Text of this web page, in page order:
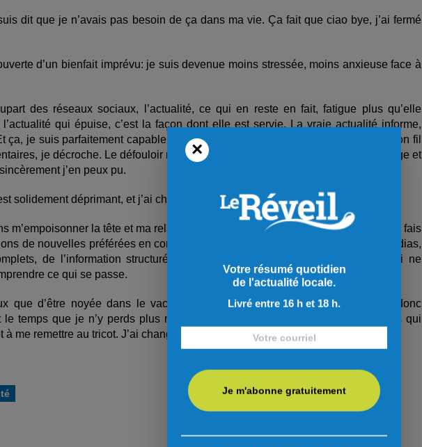
dit que je n’avais pas besoin de ça dans ma vie. Ça fait que ciao bye, j’ai fermé
d’un bienfait imprévu: je suis devenue moins stressée, moins anxieuse face à
des réseaux sociaux, l’actualité, ce qui en reste en fait, fatigue plus qu’elle
l’actualité qui épuise, c’est la façon dont elle est servie. La vraie actualité informe,
ça, je suis parfaitement capable de la recevoir. Mais quand elle apparait sur mon fil
je décroche. Le défouloir numérique où tout un chacun devient expert, juge et
j’en peux pu.
solidement déprimant, et j’ai choisi de ne plus m’imposer ça.
m’empoisonner la tête et ma relation avec l’information est redevenue saine. Je fais
de nouvelles préférées en commençant, évidemment, par celle de Trium Médias,
de l’information structurée, surtout sans lire d’opinions agressives qui ne
ce qui se passe.
que d’être noyée dans le vacarme. Mon sevrage de Facebook se passe donc
le temps que je n’y perds plus m’a permis de venir à bout de la pile de livres qui
à me remettre au tricot. J’ai changé de fil pour un pas mal moins mêlant.
×
Votre résumé quotidien
de l'actualité locale.
Livré entre 16 h et 18 h.
Je m'abonne gratuitement